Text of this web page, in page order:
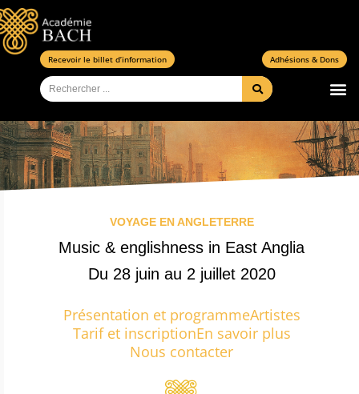
Aller
au
contenu
Recevoir le billet d’information Adhésions & Dons
Rechercher
VOYAGE EN ANGLETERRE
Music & englishness in East Anglia
Du 28 juin au 2 juillet 2020
Présentation et programmeArtistes
Tarif et inscriptionEn savoir plus
Nous contacter